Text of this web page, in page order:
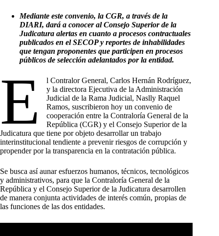
Mediante este convenio, la CGR, a través de la
DIARI, dará a conocer al Consejo Superior de la
Judicatura alertas en cuanto a procesos contractuales
publicados en el SECOP y reportes de inhabilidades
que tengan proponentes que participen en procesos
públicos de selección adelantados por la entidad.
E
l Contralor General, Carlos Hernán Rodríguez,
y la directora Ejecutiva de la Administración
Judicial de la Rama Judicial, Naslly Raquel
Ramos, suscribieron hoy un convenio de
cooperación entre la Contraloría General de la
República (CGR) y el Consejo Superior de la
Judicatura que tiene por objeto desarrollar un trabajo
interinstitucional tendiente a prevenir riesgos de corrupción y
propender por la transparencia en la contratación pública.
Se busca así aunar esfuerzos humanos, técnicos, tecnológicos
y administrativos, para que la Contraloría General de la
República y el Consejo Superior de la Judicatura desarrollen
de manera conjunta actividades de interés común, propias de
las funciones de las dos entidades.